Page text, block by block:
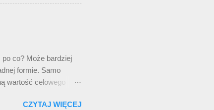
etykietką „do
do
jest ta ich muzyka?
co? Może bardziej
formie. Samo
wartość celowego
„brzytwy Ockhama”.
CZYTAJ WIĘCEJ